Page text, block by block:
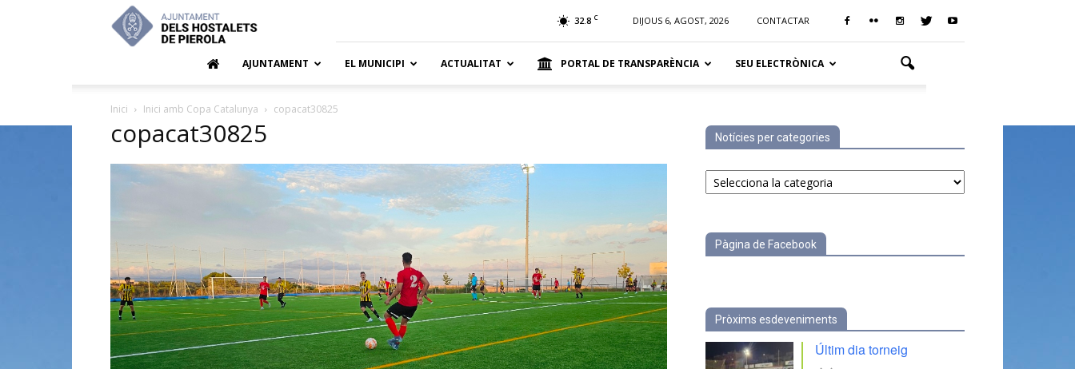
Hostalets
de
32.8 C DIJOUS 6, AGOST, 2026 CONTACTAR
AJUNTAMENT EL MUNICIPI ACTUALITAT PORTAL DE TRANSPARÈNCIA SEU ELECTRÒNICA
Inici Inici amb Copa Catalunya copacat30825
copacat30825 Notícies per categories
Notícies
per
Pàgina de Facebook
Pròxims esdeveniments
Últim dia torneig